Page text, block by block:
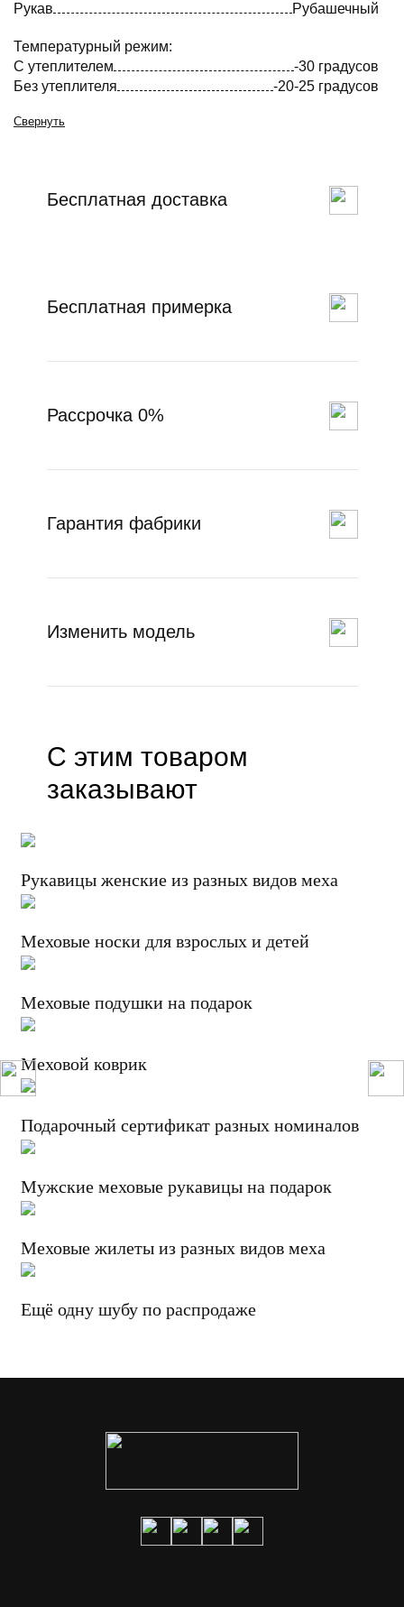
Рукав
Рубашечный
Температурный режим:
С утеплителем
-30 градусов
Без утеплителя
-20-25 градусов
Свернуть
Бесплатная доставка
Бесплатная примерка
Рассрочка 0%
Гарантия фабрики
Изменить модель
С этим товаром
заказывают
Рукавицы женские из разных видов меха
Меховые носки для взрослых и детей
Меховые подушки на подарок
Меховой коврик
Подарочный сертификат разных номиналов
Мужские меховые рукавицы на подарок
Меховые жилеты из разных видов меха
Ещё одну шубу по распродаже